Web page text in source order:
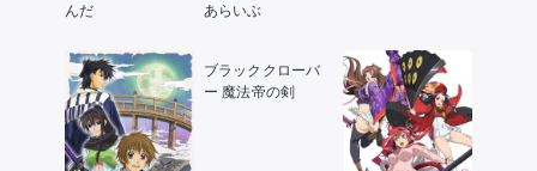
んだ
あらいぶ
ブラッククローバ
ー 魔法帝の剣